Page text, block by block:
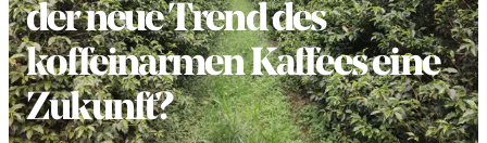
der neue Trend des
koffeinarmen Kaffees eine
Zukunft?